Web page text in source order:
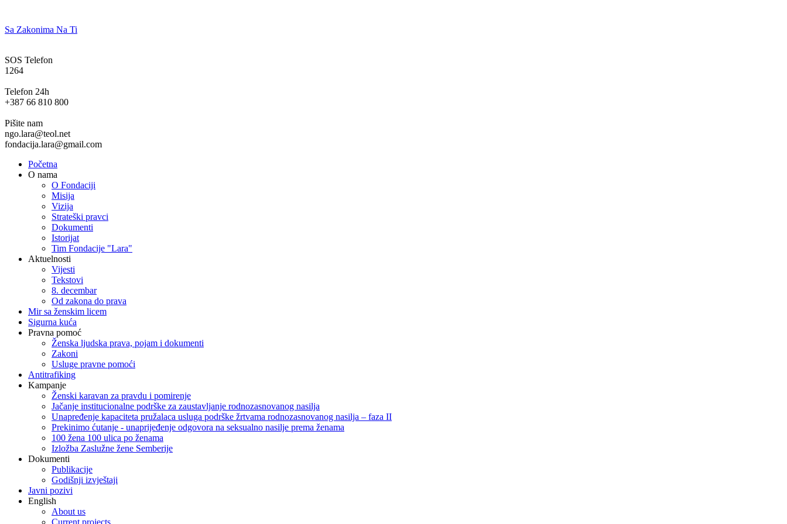
Sa Zakonima Na Ti
SOS Telefon
1264
Telefon 24h
+387 66 810 800
Pišite nam
ngo.lara@teol.net
fondacija.lara@gmail.com
Početna
O nama
O Fondaciji
Misija
Vizija
Strateški pravci
Dokumenti
Istorijat
Tim Fondacije "Lara"
Aktuelnosti
Vijesti
Tekstovi
8. decembar
Od zakona do prava
Mir sa ženskim licem
Sigurna kuća
Pravna pomoć
Ženska ljudska prava, pojam i dokumenti
Zakoni
Usluge pravne pomoći
Antitrafiking
Kampanje
Ženski karavan za pravdu i pomirenje
Jačanje institucionalne podrške za zaustavljanje rodnozasnovanog nasilja
Unapređenje kapaciteta pružalaca usluga podrške žrtvama rodnozasnovanog nasilja – faza II
Prekinimo ćutanje - unaprijeđenje odgovora na seksualno nasilje prema ženama
100 žena 100 ulica po ženama
Izložba Zaslužne žene Semberije
Dokumenti
Publikacije
Godišnji izvještaji
Javni pozivi
English
About us
Current projects